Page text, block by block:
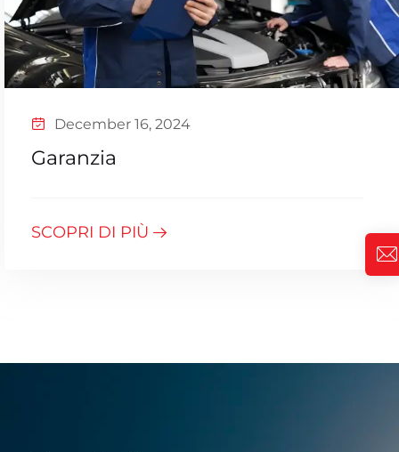
December 16, 2024
Garanzia
SCOPRI DI PIÙ